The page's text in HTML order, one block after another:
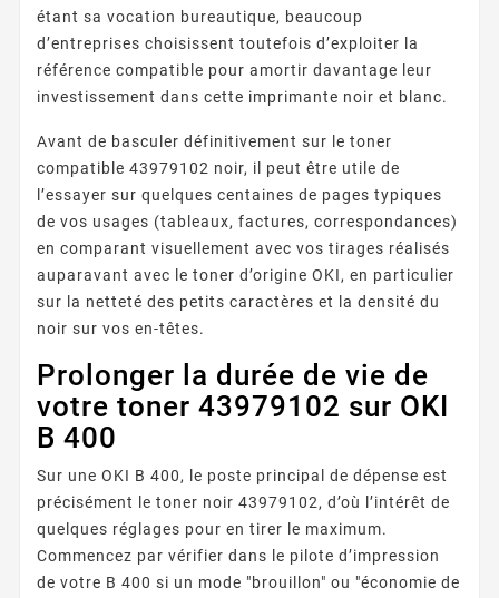
étant sa vocation bureautique, beaucoup
d’entreprises choisissent toutefois d’exploiter la
référence compatible pour amortir davantage leur
investissement dans cette imprimante noir et blanc.
Avant de basculer définitivement sur le toner
compatible 43979102 noir, il peut être utile de
l’essayer sur quelques centaines de pages typiques
de vos usages (tableaux, factures, correspondances)
en comparant visuellement avec vos tirages réalisés
auparavant avec le toner d’origine OKI, en particulier
sur la netteté des petits caractères et la densité du
noir sur vos en-têtes.
Prolonger la durée de vie de
votre toner 43979102 sur OKI
B 400
Sur une OKI B 400, le poste principal de dépense est
précisément le toner noir 43979102, d’où l’intérêt de
quelques réglages pour en tirer le maximum.
Commencez par vérifier dans le pilote d’impression
de votre B 400 si un mode "brouillon" ou "économie de